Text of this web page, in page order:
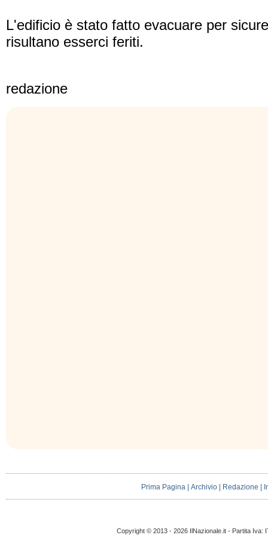
L'edificio è stato fatto evacuare per
risultano esserci feriti.
redazione
Prima Pagina |Archivio Redazione
Copyright © 2013 - 2026 IlNazionale.it - Partita Iva: